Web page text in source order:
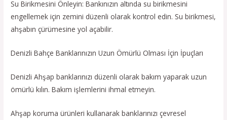
Su Birikmesini Önleyin: Bankınızın altında su birikmesini
engellemek için zemini düzenli olarak kontrol edin. Su birikmesi,
ahşabın çürümesine yol açabilir.
Denizli Bahçe Banklarınızın Uzun Ömürlü Olması İçin İpuçları
Denizli Ahşap banklarınızı düzenli olarak bakım yaparak uzun
ömürlü kılın. Bakım işlemlerini ihmal etmeyin.
Ahşap koruma ürünleri kullanarak banklarınızı çevresel